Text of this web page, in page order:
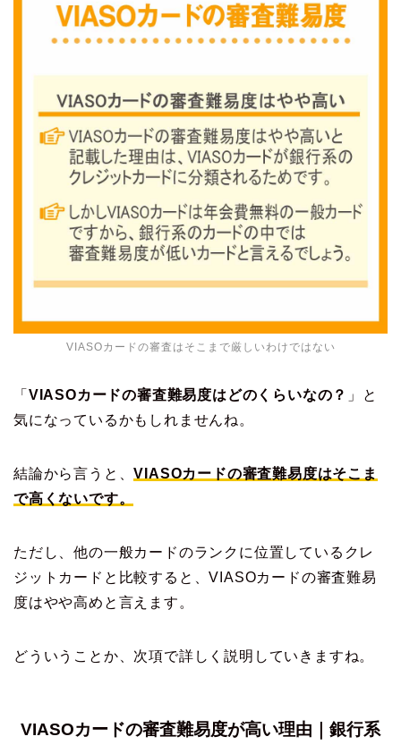
VIASOカードの審査はそこまで厳しいわけではない
「 VIASOカードの審査難易度はどのくらいなの？ 」と
気になっているかもしれませんね。
結論から言うと、VIASOカードの審査難易度はそこま
で高くないです。
ただし、他の一般カードのランクに位置しているクレ
ジットカードと比較すると、VIASOカードの審査難易
度はやや高めと言えます。
どういうことか、次項で詳しく説明していきますね。
VIASOカードの審査難易度が高い理由｜銀行系